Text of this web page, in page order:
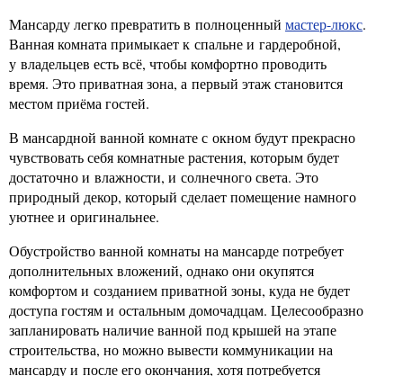
Мансарду легко превратить в полноценный мастер-люкс.
Ванная комната примыкает к спальне и гардеробной,
у владельцев есть всё, чтобы комфортно проводить
время. Это приватная зона, а первый этаж становится
местом приёма гостей.
В мансардной ванной комнате с окном будут прекрасно
чувствовать себя комнатные растения, которым будет
достаточно и влажности, и солнечного света. Это
природный декор, который сделает помещение намного
уютнее и оригинальнее.
Обустройство ванной комнаты на мансарде потребует
дополнительных вложений, однако они окупятся
комфортом и созданием приватной зоны, куда не будет
доступа гостям и остальным домочадцам. Целесообразно
запланировать наличие ванной под крышей на этапе
строительства, но можно вывести коммуникации на
мансарду и после его окончания, хотя потребуется